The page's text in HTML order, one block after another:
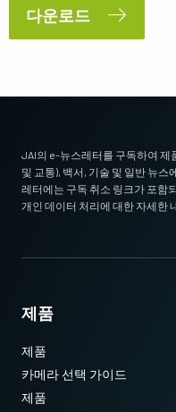
다운로드
JAI의 e-뉴스레터를 구독하여 제
및 교통), 백서, 기술 및 일반 뉴
레터에는 구독 취소 링크가 포함
개인 데이터 처리에 대한 자세한
제품
제품
카메라 선택 가이드
제품